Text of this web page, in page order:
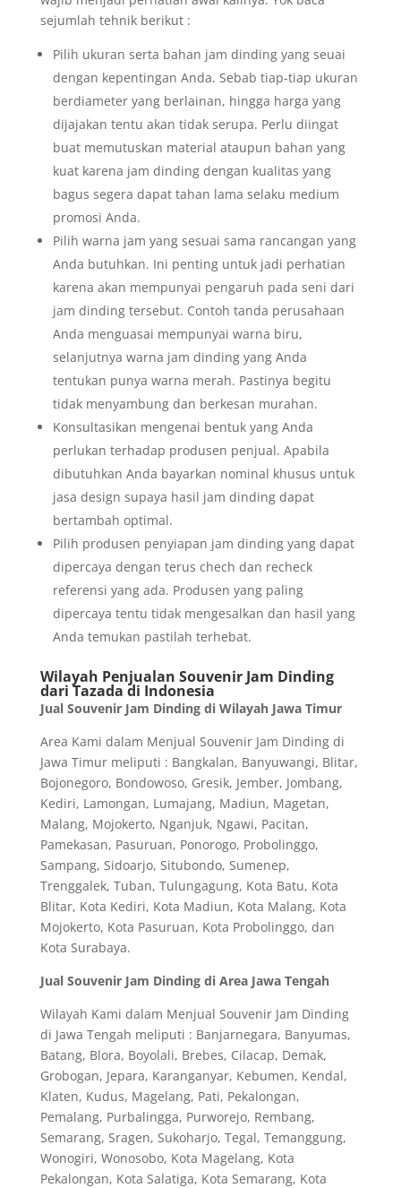
sejumlah tehnik berikut :
Pilih ukuran serta bahan jam dinding yang seuai
dengan kepentingan Anda. Sebab tiap-tiap ukuran
berdiameter yang berlainan, hingga harga yang
dijajakan tentu akan tidak serupa. Perlu diingat
buat memutuskan material ataupun bahan yang
kuat karena jam dinding dengan kualitas yang
bagus segera dapat tahan lama selaku medium
promosi Anda.
Pilih warna jam yang sesuai sama rancangan yang
Anda butuhkan. Ini penting untuk jadi perhatian
karena akan mempunyai pengaruh pada seni dari
jam dinding tersebut. Contoh tanda perusahaan
Anda menguasai mempunyai warna biru,
selanjutnya warna jam dinding yang Anda
tentukan punya warna merah. Pastinya begitu
tidak menyambung dan berkesan murahan.
Konsultasikan mengenai bentuk yang Anda
perlukan terhadap produsen penjual. Apabila
dibutuhkan Anda bayarkan nominal khusus untuk
jasa design supaya hasil jam dinding dapat
bertambah optimal.
Pilih produsen penyiapan jam dinding yang dapat
dipercaya dengan terus chech dan recheck
referensi yang ada. Produsen yang paling
dipercaya tentu tidak mengesalkan dan hasil yang
Anda temukan pastilah terhebat.
Wilayah Penjualan Souvenir Jam Dinding
dari Tazada di Indonesia
Jual Souvenir Jam Dinding di Wilayah Jawa Timur
Area Kami dalam Menjual Souvenir Jam Dinding di
Jawa Timur meliputi : Bangkalan, Banyuwangi, Blitar,
Bojonegoro, Bondowoso, Gresik, Jember, Jombang,
Kediri, Lamongan, Lumajang, Madiun, Magetan,
Malang, Mojokerto, Nganjuk, Ngawi, Pacitan,
Pamekasan, Pasuruan, Ponorogo, Probolinggo,
Sampang, Sidoarjo, Situbondo, Sumenep,
Trenggalek, Tuban, Tulungagung, Kota Batu, Kota
Blitar, Kota Kediri, Kota Madiun, Kota Malang, Kota
Mojokerto, Kota Pasuruan, Kota Probolinggo, dan
Kota Surabaya.
Jual Souvenir Jam Dinding di Area Jawa Tengah
Wilayah Kami dalam Menjual Souvenir Jam Dinding
di Jawa Tengah meliputi : Banjarnegara, Banyumas,
Batang, Blora, Boyolali, Brebes, Cilacap, Demak,
Grobogan, Jepara, Karanganyar, Kebumen, Kendal,
Klaten, Kudus, Magelang, Pati, Pekalongan,
Pemalang, Purbalingga, Purworejo, Rembang,
Semarang, Sragen, Sukoharjo, Tegal, Temanggung,
Wonogiri, Wonosobo, Kota Magelang, Kota
Pekalongan, Kota Salatiga, Kota Semarang, Kota